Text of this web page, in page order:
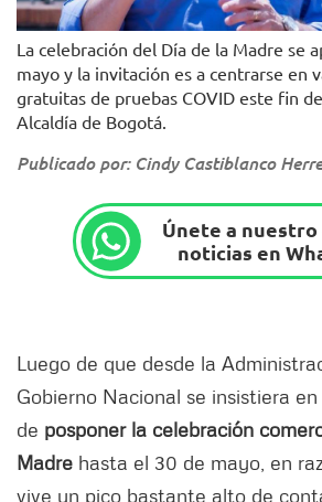
La celebración del Día de la Madre se
mayo y la invitación es a centrarse en
gratuitas de pruebas COVID este fin
Alcaldía de Bogotá.
Publicado por: Cindy Castiblanco
Únete a nuestro
noticias en
Luego de que desde la
Gobierno Nacional se insistiera
de posponer la celebración
Madre hasta el 30 de mayo, en
vive un pico bastante alto de